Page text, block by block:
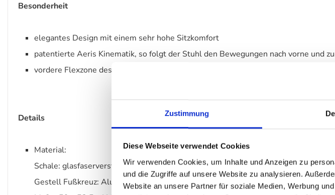
Zustimmung
Diese Webseite verwendet Cookies
Wir verwenden Cookies, um Inhalte und Anzeigen zu
und die Zugriffe auf unsere Website zu analysieren.
Website an unsere Partner für soziale Medien, Werbung
Besonderheit
elegantes Design mit einem sehr hohe Sitzkomfort
patentierte Aeris Kinematik, so folgt der Stuhl den Bewegungen nach vorne und
vordere Flexzone des Sitzpolsters verhindert ein unangenehmes Druckgefühl an
Details
Material:
Schale: glasfaserverstärktes Polypropylen
Gestell Fußkreuz: Aluminiumdruckgruss poliert oder pulverbeschichtet